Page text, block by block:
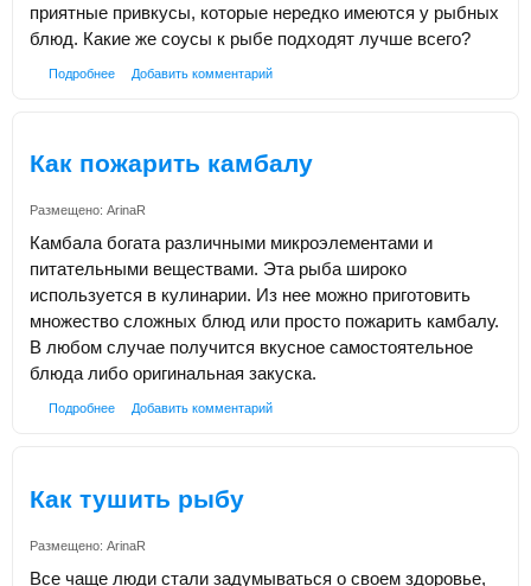
приятные привкусы, которые нередко имеются у рыбных
блюд. Какие же соусы к рыбе подходят лучше всего?
Подробнее Добавить комментарий
Как пожарить камбалу
Размещено: ArinaR
Камбала богата различными микроэлементами и
питательными веществами. Эта рыба широко
используется в кулинарии. Из нее можно приготовить
множество сложных блюд или просто пожарить камбалу.
В любом случае получится вкусное самостоятельное
блюда либо оригинальная закуска.
Подробнее Добавить комментарий
Как тушить рыбу
Размещено: ArinaR
Все чаще люди стали задумываться о своем здоровье,